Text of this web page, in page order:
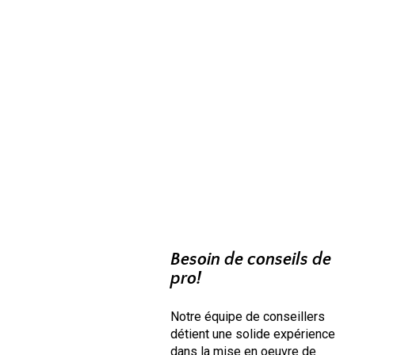
Besoin de conseils de
pro!
Notre équipe de conseillers
détient une solide expérience
dans la mise en oeuvre de